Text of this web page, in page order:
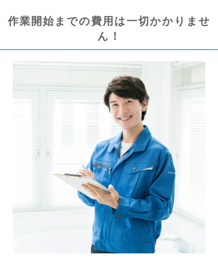
作業開始までの費用は一切かかりませ
ん！